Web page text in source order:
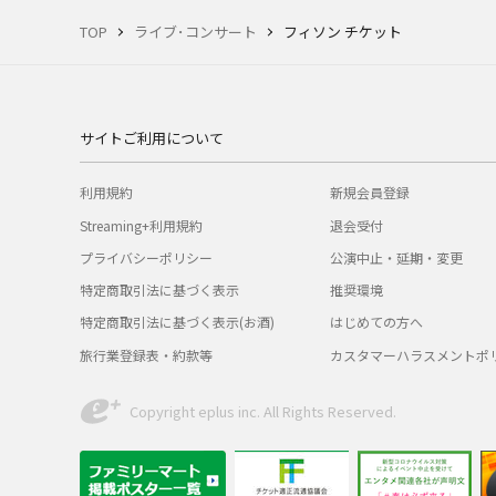
TOP ライブ･コンサート フィソン チケット
サイトご利用について
利用規約
Streaming+利用規約
プライバシーポリシー
特定商取引法に基づく表示
特定商取引法に基づく表示(お酒)
旅行業登録表・約款等
新規会員登録
退会受付
公演中止・延期・変更
推奨環境
はじめての方へ
カスタマーハラスメントポ
Copyright eplus inc. All Rights Reserved.